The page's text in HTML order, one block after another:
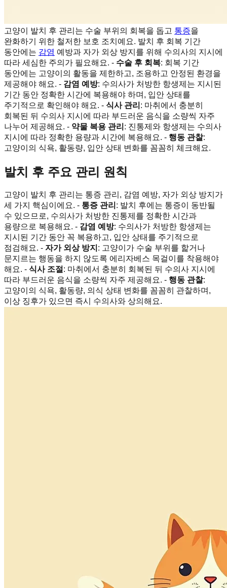
고양이 발치 후 관리는 수술 부위의 회복을 돕고 통증을
완화하기 위한 철저한 보호 조치예요. 발치 후 회복 기간
동안에는 감염 예방과 자가 외상 방지를 위해 수의사의 지시에
따라 세심한 주의가 필요해요. - 수술 후 회복: 회복 기간
동안에는 고양이의 활동을 제한하고, 조용하고 안정된 환경을
제공해야 해요. - 감염 예방: 수의사가 처방한 항생제는 지시된
기간 동안 정확한 시간에 복용해야 하며, 입안 상태를
주기적으로 확인해야 해요. - 식사 관리 : 마취에서 충분히
회복된 뒤 수의사 지시에 따라 부드러운 음식을 소량씩 자주
나누어 제공해요. - 약물 복용 관리 : 진통제와 항생제는 수의사
지시에 따라 정확한 용량과 시간에 복용해요. - 행동 관찰:
고양이의 식욕, 활동량, 입안 상태 변화를 꼼꼼히 체크해요.
발치 후 주요 관리 원칙
고양이 발치 후 관리는 통증 관리, 감염 예방, 자가 외상 방지가
세 가지 핵심이에요. - 통증 관리 : 발치 후에는 통증이 동반될
수 있으므로, 수의사가 처방한 진통제를 정확한 시간과
용량으로 복용해요. - 감염 예방: 수의사가 처방한 항생제는
지시된 기간 동안 꼭 복용하고, 입안 상태를 주기적으로
점검해요. - 자가 외상 방지 : 고양이가 수술 부위를 핥거나
문지르는 행동을 하지 않도록 에리자베스 목걸이를 착용해야
해요. - 식사 조절: 마취에서 충분히 회복된 뒤 수의사 지시에
따라 부드러운 음식을 소량씩 자주 제공해요. - 행동 관찰:
고양이의 식욕, 활동량, 의식 상태 변화를 꼼꼼히 관찰하며,
이상 징후가 있으면 즉시 수의사와 상의해요.